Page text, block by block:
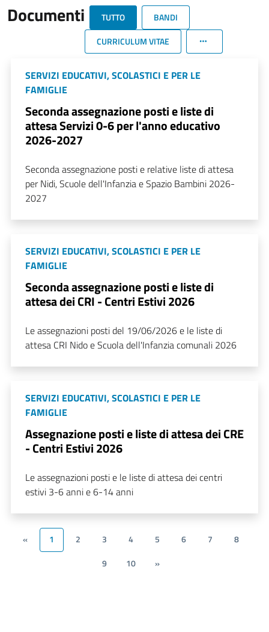
Documenti TUTTO
BANDI
CURRICULUM VITAE
SERVIZI EDUCATIVI, SCOLASTICI E PER LE
FAMIGLIE
Seconda assegnazione posti e liste di
attesa Servizi 0-6 per l'anno educativo
2026-2027
Seconda assegnazione posti e relative liste di attesa
per Nidi, Scuole dell'Infanzia e Spazio Bambini 2026-
2027
SERVIZI EDUCATIVI, SCOLASTICI E PER LE
FAMIGLIE
Seconda assegnazione posti e liste di
attesa dei CRI - Centri Estivi 2026
Le assegnazioni posti del 19/06/2026 e le liste di
attesa CRI Nido e Scuola dell'Infanzia comunali 2026
SERVIZI EDUCATIVI, SCOLASTICI E PER LE
FAMIGLIE
Assegnazione posti e liste di attesa dei CRE
- Centri Estivi 2026
Le assegnazioni posti e le liste di attesa dei centri
estivi 3-6 anni e 6-14 anni
« 1 2 3 4 5 6 7
8
9
10 »